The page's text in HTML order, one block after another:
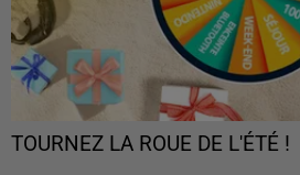
TOURNEZ LA ROUE DE L'ÉTÉ !